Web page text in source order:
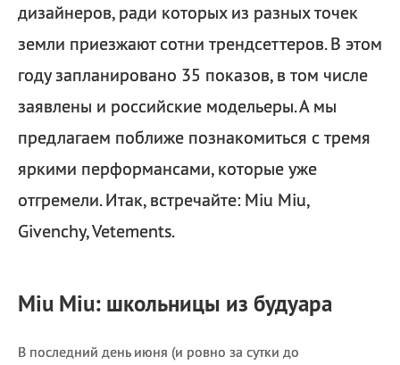
дизайнеров, ради которых из разных точек
земли приезжают сотни трендсеттеров. В этом
году запланировано 35 показов, в том числе
заявлены и российские модельеры. А мы
предлагаем поближе познакомиться с тремя
яркими перформансами, которые уже
отгремели. Итак, встречайте: Miu Miu,
Givenchy, Vetements.
Miu Miu: школьницы из будуара
В последний день июня (и ровно за сутки до